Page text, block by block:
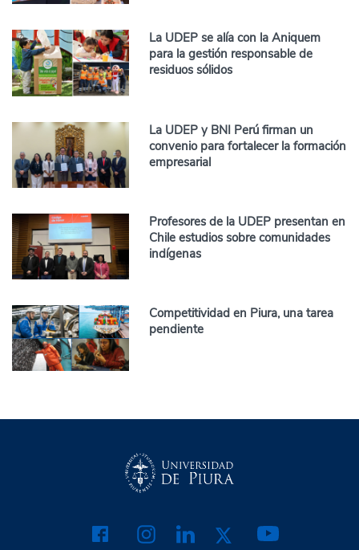
La UDEP se alía con la Aniquem
para la gestión responsable de
residuos sólidos
La UDEP y BNI Perú firman un
convenio para fortalecer la formación
empresarial
Profesores de la UDEP presentan en
Chile estudios sobre comunidades
indígenas
Competitividad en Piura, una tarea
pendiente